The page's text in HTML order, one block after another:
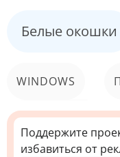
Белые окошки
WINDOWS
КОМПЬЮТЕР
Поддержите
избавиться от